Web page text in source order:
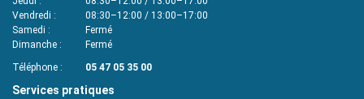
Vendredi
08:30–12:00 / 13:00–17:00
Samedi
Fermé
Dimanche
Fermé
Téléphone
05 47 05 35 00
Services pratiques